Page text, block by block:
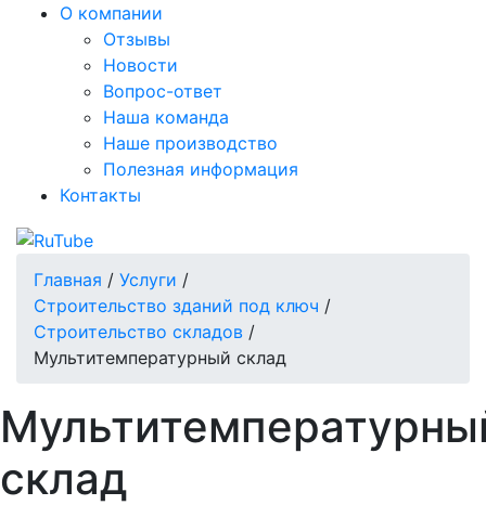
О компании
Отзывы
Новости
Вопрос-ответ
Наша команда
Наше производство
Полезная информация
Контакты
Главная / Услуги /
Строительство зданий под ключ /
Строительство складов /
Мультитемпературный склад
склад